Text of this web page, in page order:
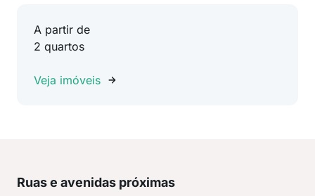
A partir de
2 quartos
Veja imóveis
Ruas e avenidas próximas